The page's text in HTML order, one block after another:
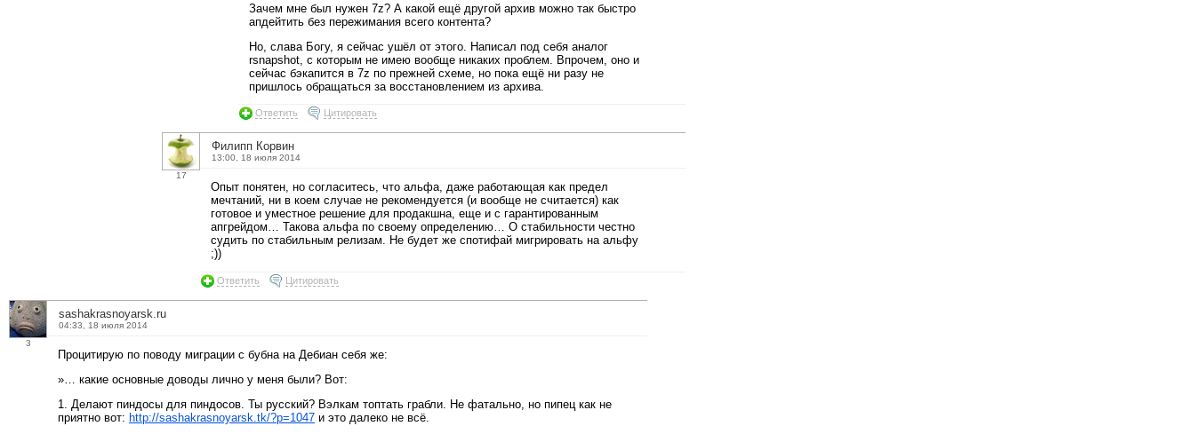
Зачем мне был нужен 7z? А какой ещё другой архив можно так быстро
апдейтить без пережимания всего контента?
Но, слава Богу, я сейчас ушёл от этого. Написал под себя аналог
rsnapshot, с которым не имею вообще никаких проблем. Впрочем, оно и
сейчас бэкапится в 7z по прежней схеме, но пока ещё ни разу не
пришлось обращаться за восстановлением из архива.
Ответить Цитировать
17
Филипп Корвин
13:00, 18 июля 2014
Опыт понятен, но согласитесь, что альфа, даже работающая как предел
мечтаний, ни в коем случае не рекомендуется (и вообще не считается) как
готовое и уместное решение для продакшна, еще и с гарантированным
апгрейдом… Такова альфа по своему определению… О стабильности честно
судить по стабильным релизам. Не будет же спотифай мигрировать на альфу
;))
Ответить Цитировать
3
sashakrasnoyarsk.ru
04:33, 18 июля 2014
Процитирую по поводу миграции с бубна на Дебиан себя же:
»… какие основные доводы лично у меня были? Вот:
1. Делают пиндосы для пиндосов. Ты русский? Вэлкам топтать грабли. Не фатально, но пипец как не
приятно вот: http://sashakrasnoyarsk.tk/?p=1047 и это далеко не всё.